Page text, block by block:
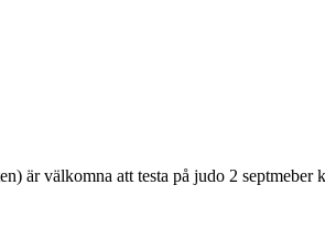
är välkomna att testa på judo 2